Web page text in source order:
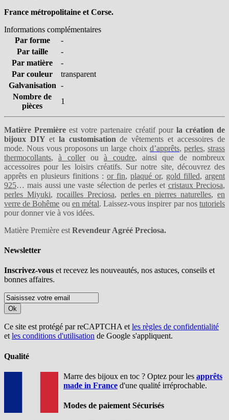
France métropolitaine et Corse.
Informations complémentaires
Par forme
-
Par taille
-
Par matière
-
Par couleur
transparent
Galvanisation -
Nombre de
pièces
1
Matière Première est votre partenaire créatif pourla création de
bijoux DIY etla customisation de vêtements et accessoires de
mode. Nous vous proposons un large choix d’apprêts, perles, strass
thermocollants,à collerouà coudre, ainsi que de nombreux
accessoires pour les loisirs créatifs. Sur notre site, découvrez des
apprêts en plusieurs finitions : or fin, plaqué or, gold filled, argent
925… mais aussi une vaste sélection de perles et cristaux Preciosa,
perles Miyuki, rocailles Preciosa, perles en pierres naturelles, en
verre de Bohême ou en métal. Laissez-vous inspirer par nostutoriels
pour donner vie à vos idées.
Matière Première est Revendeur Agréé Preciosa.
Newsletter
Inscrivez-vous et recevez les nouveautés, nos astuces, conseils et
bonnes affaires.
Ok
Ce site est protégé par reCAPTCHA etles règles de confidentialité
etles conditions d'utilisation de Google s'appliquent.
Qualité
Marre des bijoux en toc ? Optez pour les apprêts
made in France d'une qualité irréprochable.
Modes de paiement Sécurisés